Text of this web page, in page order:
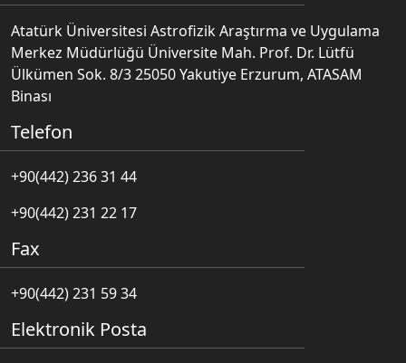
Atatürk Üniversitesi Astrofizik Araştırma ve Uygulama
Merkez Müdürlüğü Üniversite Mah. Prof. Dr. Lütfü
Ülkümen Sok. 8/3 25050 Yakutiye Erzurum, ATASAM
Binası
Telefon
+90(442) 236 31 44
+90(442) 231 22 17
Fax
+90(442) 231 59 34
Elektronik Posta